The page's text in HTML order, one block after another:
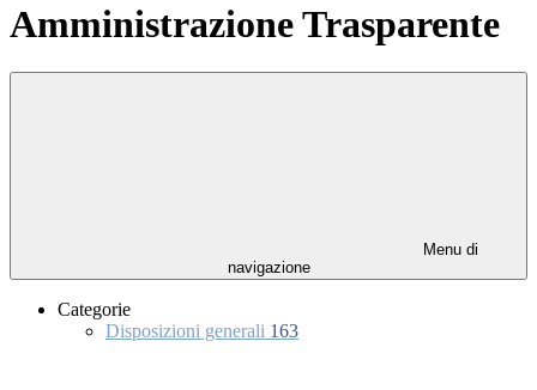
Amministrazione Trasparente
Menu di
navigazione
Categorie
Disposizioni generali 163